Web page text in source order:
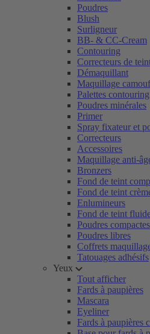
Poudres
Blush
Surligneur
BB- & CC-Cream
Contouring
Correcteurs de
Démaquillant
Maquillage
Palettes contouring
Poudres minérales
Primer
Spray fixateur et
Correcteurs
Accessoires
Maquillage anti-
Bronzers
Fond de teint
Fond de teint
Enlumineurs
Fond de teint
Poudres compactes
Poudres libres
Coffrets
Tatouages adhésifs
Yeux
Tout afficher
Fards à paupières
Mascara
Eyeliner
Fards à paupières